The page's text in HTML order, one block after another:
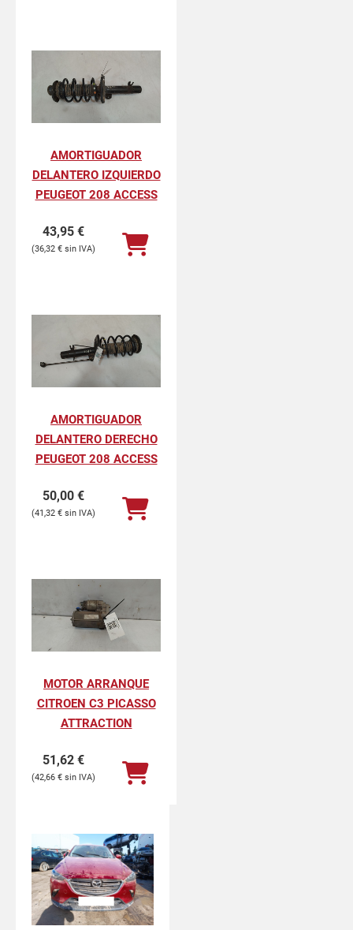
AMORTIGUADOR
DELANTERO IZQUIERDO
PEUGEOT 208 ACCESS
43,95 €
36,32 €
AMORTIGUADOR
DELANTERO DERECHO
PEUGEOT 208 ACCESS
50,00 €
41,32 €
MOTOR ARRANQUE
CITROEN C3 PICASSO
ATTRACTION
51,62 €
42,66 €